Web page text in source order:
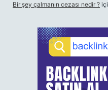
Bir şey çalmanın cezası nedir ?